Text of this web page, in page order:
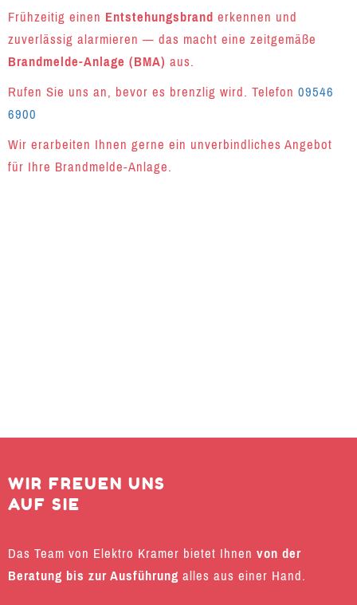
Frühzeitig einen Entstehungsbranderkennen und
zuverlässig alarmieren — das macht eine zeitgemäße
Brandmelde-Anlage (BMA) aus.
Rufen Sie uns an, bevor es brenzlig wird. Telefon 09546
6900
Wir erarbeiten Ihnen gerne ein unverbindliches Angebot
für Ihre Brandmelde-Anlage.
WIR FREUEN UNS
AUF SIE
Das Team von Elektro Kramer bietet Ihnen von der
Beratung bis zur Ausführungalles aus einer Hand.